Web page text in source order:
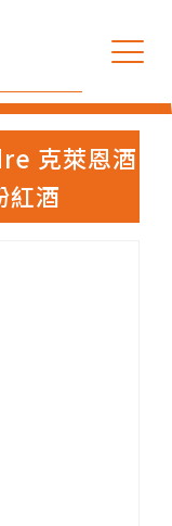
克萊恩酒
紅酒